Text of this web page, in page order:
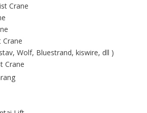
Crane
Wolf, Bluestrand, kiswire, dll )
Crane